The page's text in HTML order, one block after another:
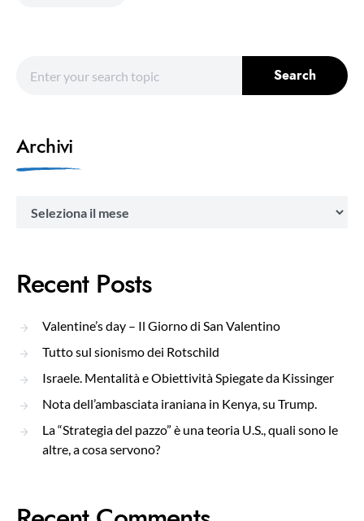
Search
Archivi
Recent Posts
Valentine’s day – Il Giorno di San Valentino
Tutto sul sionismo dei Rotschild
Israele. Mentalità e Obiettività Spiegate da Kissinger
Nota dell’ambasciata iraniana in Kenya, su Trump.
La “Strategia del pazzo” è una teoria U.S., quali sono le
altre, a cosa servono?